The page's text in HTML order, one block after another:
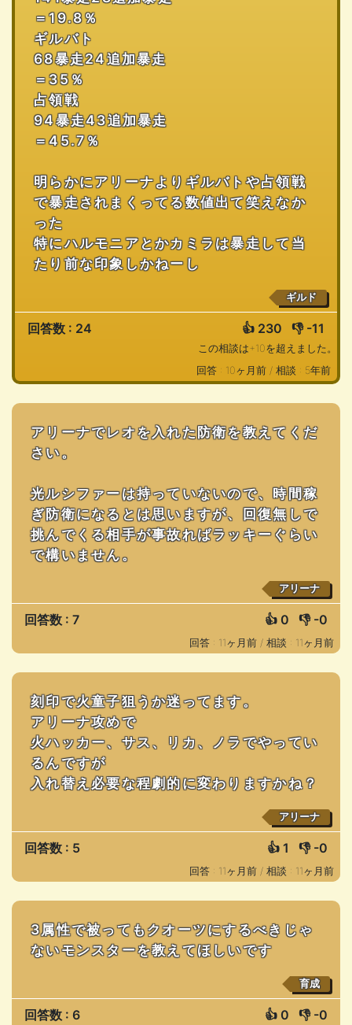
＝19.8％
ギルバト
68暴走24追加暴走
＝35％
占領戦
94暴走43追加暴走
＝45.7％
明らかにアリーナよりギルバトや占領戦
で暴走されまくってる数値出て笑えなか
った
特にハルモニアとかカミラは暴走して当
たり前な印象しかねーし
ギルド
回答数 : 24 👍 230 👎 -11
この相談は+10を超えました。
回答 : 10ヶ月前 / 相談 : 5年前
アリーナでレオを入れた防衛を教えてくだ
さい。
光ルシファーは持っていないので、時間稼
ぎ防衛になるとは思いますが、回復無しで
挑んでくる相手が事故ればラッキーぐらい
で構いません。
アリーナ
回答数 : 7 👍 0 👎 -0
回答 : 11ヶ月前 / 相談 : 11ヶ月前
刻印で火童子狙うか迷ってます。
アリーナ攻めで
火ハッカー、サス、リカ、ノラでやってい
るんですが
入れ替え必要な程劇的に変わりますかね？
アリーナ
回答数 : 5 👍 1 👎 -0
回答 : 11ヶ月前 / 相談 : 11ヶ月前
3属性で被ってもクオーツにするべきじゃ
ないモンスターを教えてほしいです
育成
回答数 : 6 👍 0 👎 -0